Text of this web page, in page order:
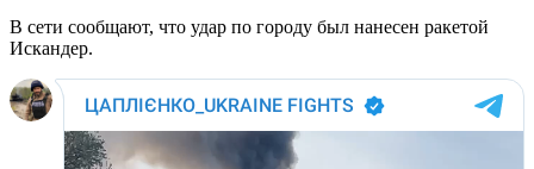
В сети сообщают, что удар по городу был нанесен ракетой
Искандер.